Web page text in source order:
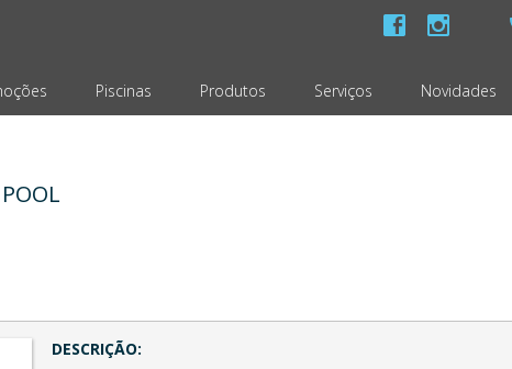
Piscinas Produtos Serviços Novidades
DESCRIÇÃO: